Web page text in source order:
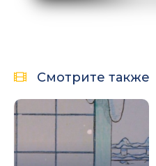
Смотрите также